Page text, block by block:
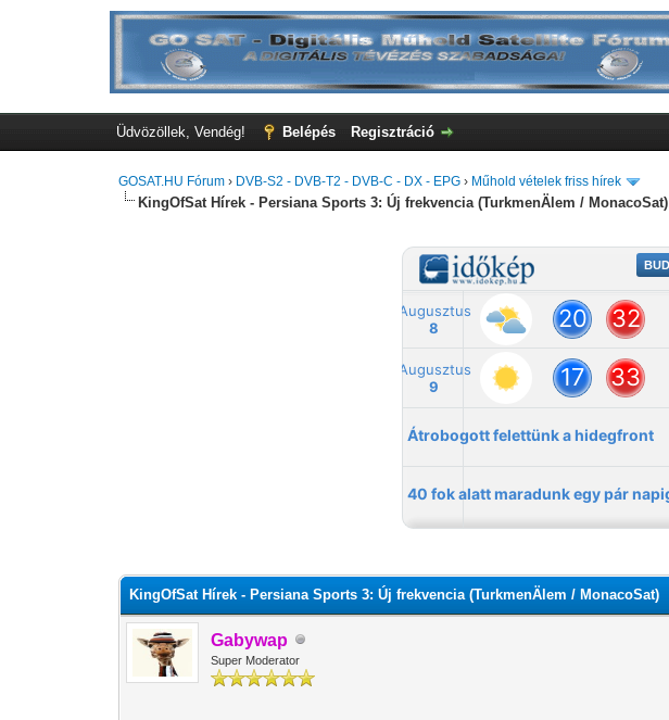
Üdvözöllek, Vendég! Belépés Regisztráció
GOSAT.HU Fórum › DVB-S2 - DVB-T2 - DVB-C - DX - EPG › Műhold vételek friss hírek
KingOfSat Hírek - Persiana Sports 3: Új frekvencia (TurkmenÄlem / MonacoSat)
KingOfSat Hírek - Persiana Sports 3: Új frekvencia (TurkmenÄlem / MonacoSat)
Gabywap
Super Moderator